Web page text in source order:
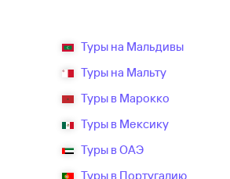
Туры на Мальдивы
Туры на Мальту
Туры в Марокко
Туры в Мексику
Туры в ОАЭ
Туры в Португалию